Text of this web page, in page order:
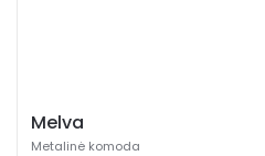
Melva
Metalinė komoda